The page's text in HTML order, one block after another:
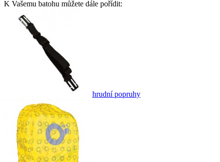
K Vašemu batohu můžete dále pořídit:
hrudní popruhy